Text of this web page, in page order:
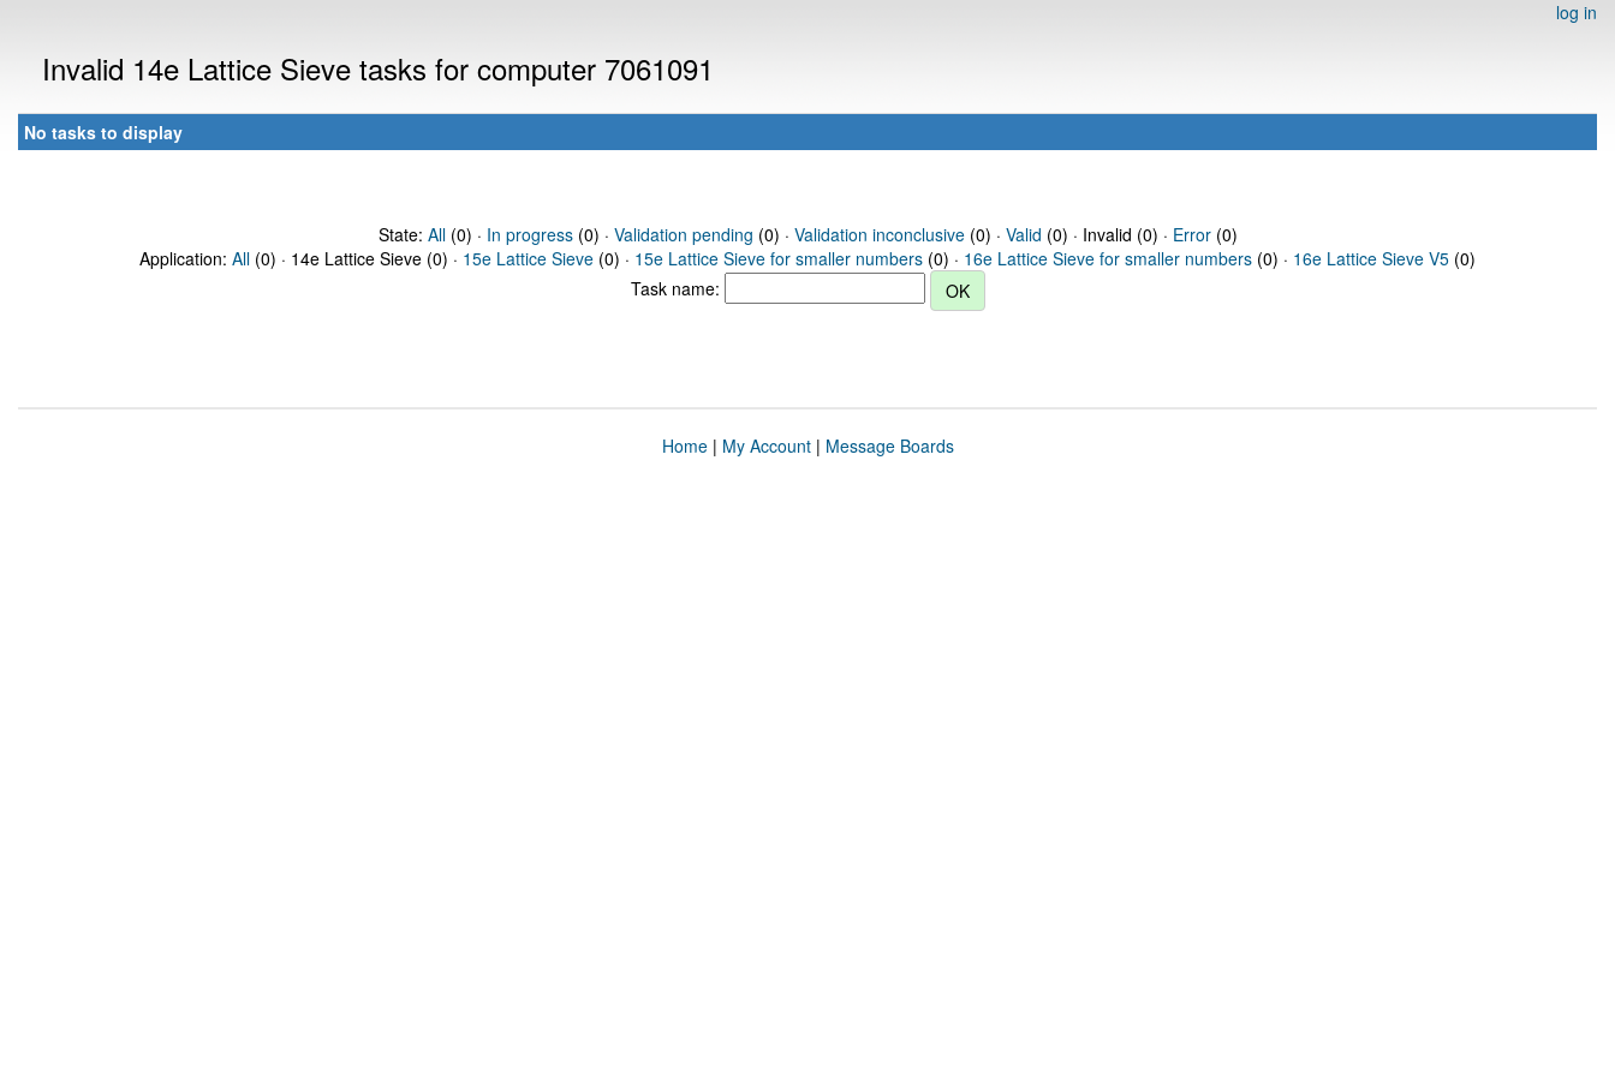
log in
Invalid 14e Lattice Sieve tasks for computer 7061091
No tasks to display
State: All(0) · In progress(0) · Validation pending (0) · Validation inconclusive(0) · Valid (0) · Invalid (0) · Error(0)
Application: All (0) · 14e Lattice Sieve (0) · 15e Lattice Sieve (0) · 15e Lattice Sieve for smaller numbers (0) · 16e Lattice Sieve for smaller numbers (0) · 16e Lattice Sieve V5 (0)
Task name:
Home| My Account| Message Boards